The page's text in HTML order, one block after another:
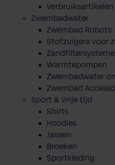
Verbruiksartikelen
Zwembadwater
Zwembad Robots
Stofzuigers voor
Warmtepompen
Zwembadwater
Zwembad
Sport & Vrije tijd
Shirts
Hoodies
Jassen
Broeken
Sportkleding